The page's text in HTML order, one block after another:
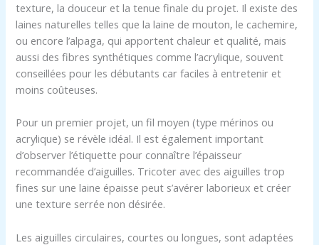
texture, la douceur et la tenue finale du projet. Il existe des
laines naturelles telles que la laine de mouton, le cachemire,
ou encore l’alpaga, qui apportent chaleur et qualité, mais
aussi des fibres synthétiques comme l’acrylique, souvent
conseillées pour les débutants car faciles à entretenir et
moins coûteuses.
Pour un premier projet, un fil moyen (type mérinos ou
acrylique) se révèle idéal. Il est également important
d’observer l’étiquette pour connaître l’épaisseur
recommandée d’aiguilles. Tricoter avec des aiguilles trop
fines sur une laine épaisse peut s’avérer laborieux et créer
une texture serrée non désirée.
Les aiguilles circulaires, courtes ou longues, sont adaptées